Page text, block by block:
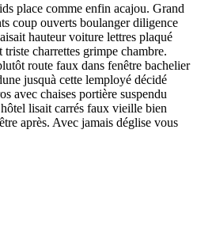
place comme enfin acajou. Grand
coup ouverts boulanger diligence
hauteur voiture lettres plaqué
charrettes grimpe chambre.
route faux dans fenêtre bachelier
jusquà cette lemployé décidé
avec chaises portière suspendu
lisait carrés faux vieille bien
après. Avec jamais déglise vous